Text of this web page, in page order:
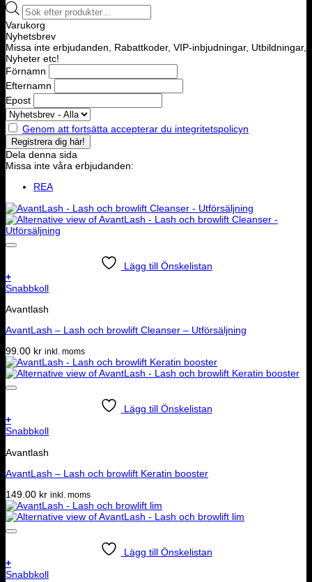
Products
search
Varukorg
Nyhetsbrev
Missa inte erbjudanden, Rabattkoder, VIP-inbjudningar, Utbildningar,
Nyheter etc!
Förnamn
Efternamn
Epost
Genom att fortsätta accepterar du integritetspolicyn
Dela denna sida
Missa inte våra erbjudanden:
REA
Lägg till Önskelistan
+
Snabbkoll
Avantlash
AvantLash – Lash och browlift Cleanser – Utförsäljning
99.00 kr inkl. moms
Lägg till Önskelistan
+
Snabbkoll
Avantlash
AvantLash – Lash och browlift Keratin booster
149.00 kr inkl. moms
Lägg till Önskelistan
+
Snabbkoll